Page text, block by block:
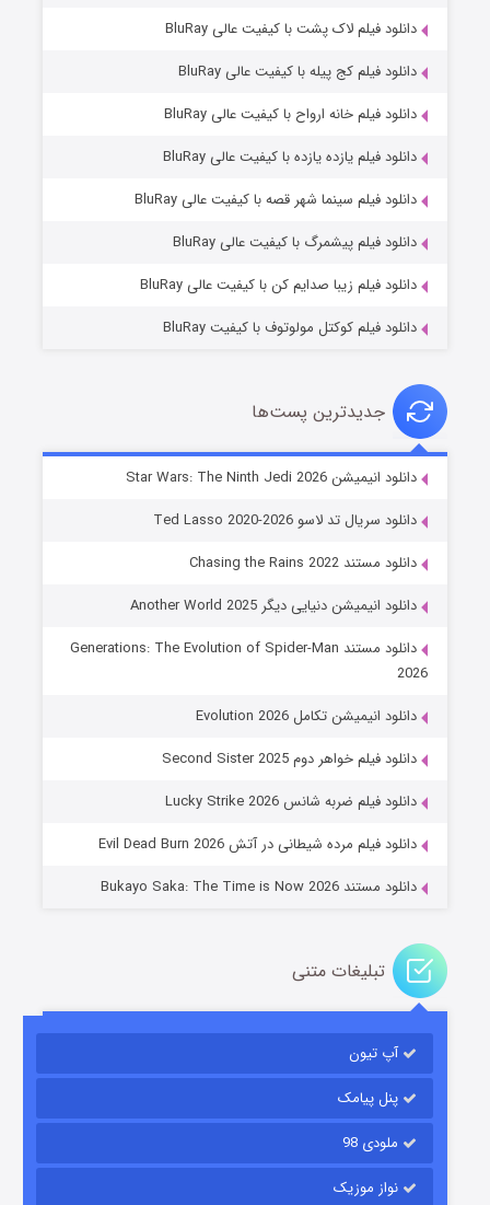
خاندان اژدها فصل ۳
جادوگری در مغولستان
باب اسفنجی فصل ۱۷
قسمت۶ (زیرنویس) منتشر شد
دانلود فیلم لاک پشت با کیفیت عالی BluRay
دانلود فیلم کج‌ پیله با کیفیت عالی BluRay
دانلود فیلم خانه ارواح با کیفیت عالی BluRay
دانلود فیلم یازده یازده با کیفیت عالی BluRay
دانلود فیلم سینما شهر قصه با کیفیت عالی BluRay
دانلود فیلم پیشمرگ با کیفیت عالی BluRay
دانلود فیلم زیبا صدایم کن با کیفیت عالی BluRay
دانلود فیلم کوکتل مولوتوف با کیفیت BluRay
جدیدترین پست‌ها
دانلود انیمیشن Star Wars: The Ninth Jedi 2026
دانلود سریال تد لاسو Ted Lasso 2020-2026
دانلود مستند Chasing the Rains 2022
دانلود انیمیشن دنیایی دیگر Another World 2025
دانلود مستند Generations: The Evolution of Spider-Man
2026
دانلود انیمیشن تکامل Evolution 2026
دانلود فیلم خواهر دوم Second Sister 2025
دانلود فیلم ضربه شانس Lucky Strike 2026
دانلود فیلم مرده شیطانی در آتش Evil Dead Burn 2026
دانلود مستند Bukayo Saka: The Time is Now 2026
تبلیغات متنی
آپ تیون
پنل پیامک
ملودی 98
نواز موزیک